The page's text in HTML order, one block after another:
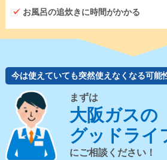
お風呂の追炊きに時間がかかる
今は使えていても突然使えなくなる可能
まずは
大阪ガスの
グッドライ
にご相談ください！